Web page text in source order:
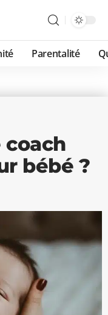
Parentalité
bébé ?